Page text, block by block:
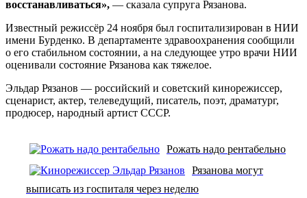
восстанавливаться», — сказала супруга Рязанова.
Известный режиссёр 24 ноября был госпитализирован в НИИ
имени Бурденко. В департаменте здравоохранения сообщили
о его стабильном состоянии, а на следующее утро врачи НИИ
оценивали состояние Рязанова как тяжелое.
Эльдар Рязанов — российский и советский кинорежиссер,
сценарист, актер, телеведущий, писатель, поэт, драматург,
продюсер, народный артист СССР.
Рожать надо рентабельно
Рязанова могут
выписать из госпиталя через неделю